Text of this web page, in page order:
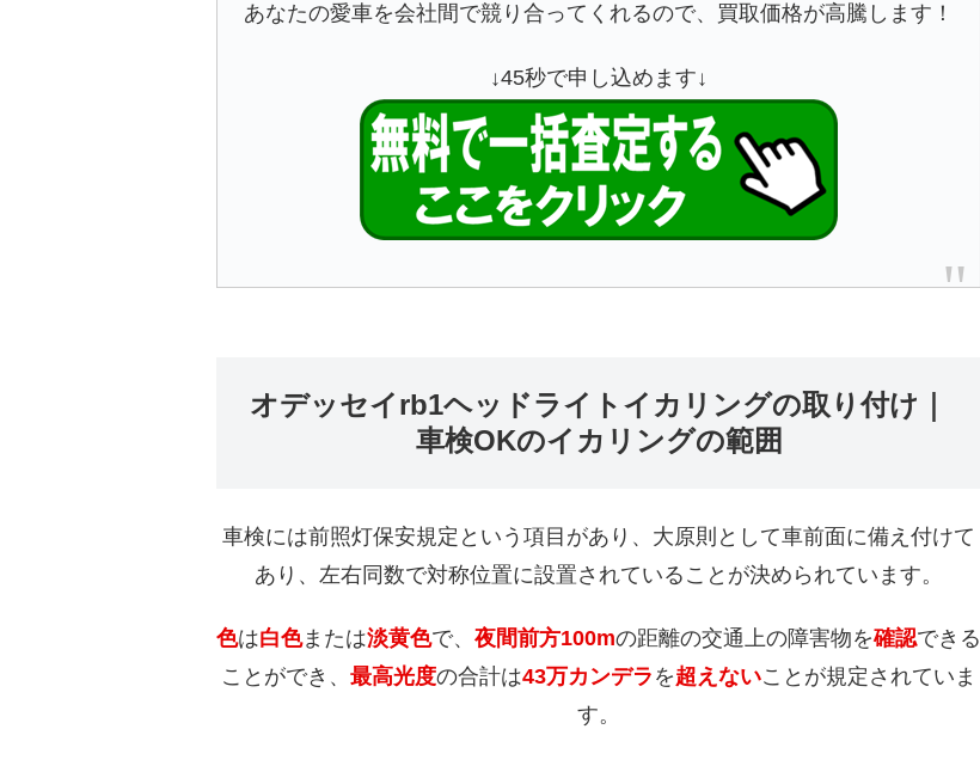
あなたの愛車を会社間で競り合ってくれるので、買取価格が高騰します！
↓45秒で申し込めます↓
オデッセイrb1ヘッドライトイカリングの取り付け｜
車検OKのイカリングの範囲
車検には前照灯保安規定という項目があり、大原則として車前面に備え付けて
あり、左右同数で対称位置に設置されていることが決められています。
色は白色または淡黄色で、 夜間前方100mの距離の交通上の障害物を確認できる
ことができ、 最高光度の合計は43万カンデラ を超えないことが規定されていま
す。